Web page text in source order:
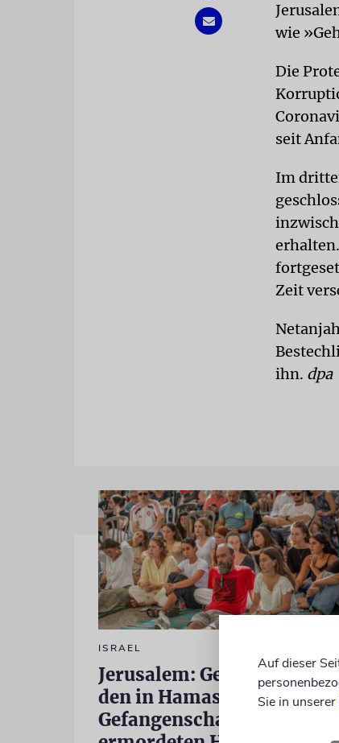
wie
Die
seit
Im
Zeit
ihn. dpa
ISRAEL
Jerusalem: Gedenken an
den in Hamas-
Gefangenschaft
Auf dieser
Sie in unserer